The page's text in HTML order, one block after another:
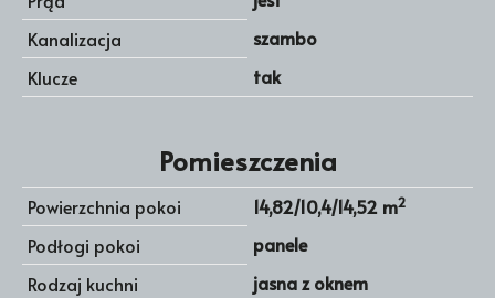
Kanalizacja
szambo
Klucze
tak
Pomieszczenia
Powierzchnia pokoi 14,82/10,4/14,52 m2
Podłogi pokoi
panele
Rodzaj kuchni
jasna z oknem